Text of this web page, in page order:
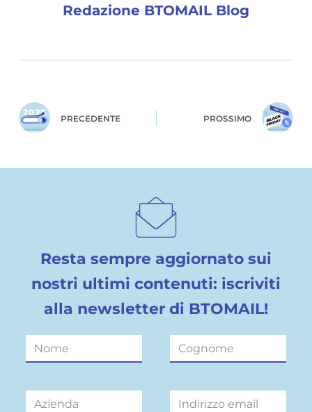
Redazione BTOMAIL Blog
PRECEDENTE PROSSIMO
Resta sempre aggiornato sui
nostri ultimi contenuti: iscriviti
alla newsletter di BTOMAIL!